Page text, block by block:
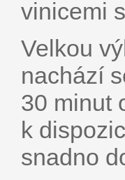
vinicemi
Velkou
nachází
30 minut
k
snadno